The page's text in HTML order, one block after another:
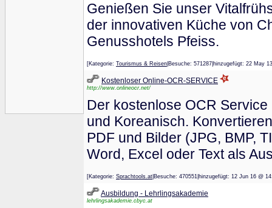
Genießen Sie unser
der innovativen Küche von
Genusshotels Pfeiss.
[Kategorie: Tourismus & Reisen |Besuche: 571287|hinzugefügt: 22
Kostenloser Online-OCR-SERVICE
http://www.onlineocr.net/
Der kostenlose OCR
und Koreanisch.
PDF und Bilder (JPG, BMP,
Word, Excel oder Text als
[Kategorie: Sprachtools.at |Besuche: 470551|hinzugefügt: 12 Jun
Ausbildung - Lehrlingsakademie
lehrlingsakademie.cbyc.at